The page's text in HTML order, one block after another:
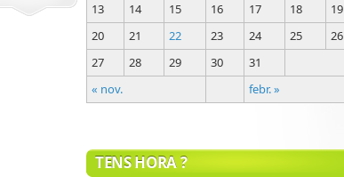
« nov. febr. »
13
14 15 16 17 18
19
20
21 22 23 24 25
26
27
28 29 30 31
TENS HORA ?